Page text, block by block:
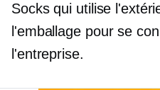
Socks qui utilise
l'emballage pour se
l'entreprise.